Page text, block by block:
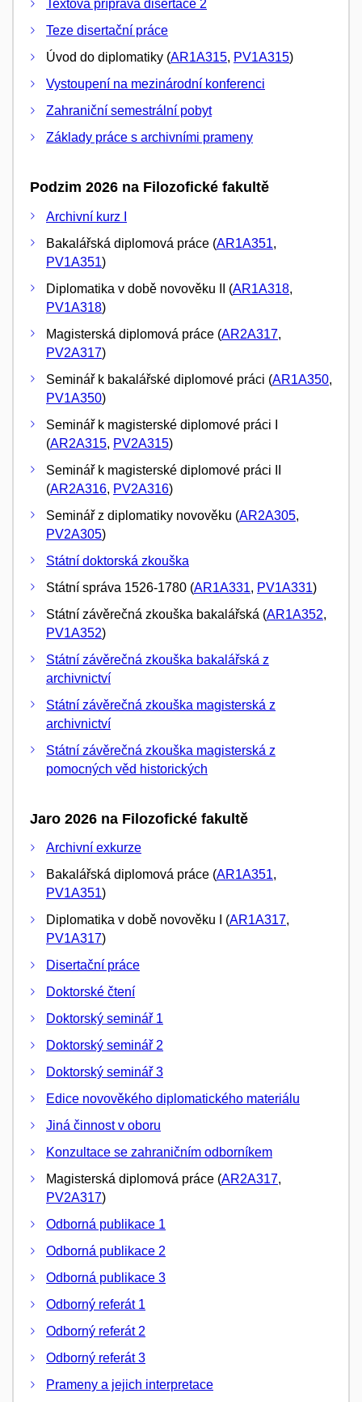
Textová příprava disertace 2
Teze disertační práce
Úvod do diplomatiky (AR1A315, PV1A315)
Vystoupení na mezinárodní konferenci
Zahraniční semestrální pobyt
Základy práce s archivními prameny
Podzim 2026 na Filozofické fakultě
Archivní kurz I
Bakalářská diplomová práce (AR1A351,
PV1A351)
Diplomatika v době novověku II (AR1A318,
PV1A318)
Magisterská diplomová práce (AR2A317,
PV2A317)
Seminář k bakalářské diplomové práci (AR1A350,
PV1A350)
Seminář k magisterské diplomové práci I
(AR2A315, PV2A315)
Seminář k magisterské diplomové práci II
(AR2A316, PV2A316)
Seminář z diplomatiky novověku (AR2A305,
PV2A305)
Státní doktorská zkouška
Státní správa 1526-1780 (AR1A331, PV1A331)
Státní závěrečná zkouška bakalářská (AR1A352,
PV1A352)
Státní závěrečná zkouška bakalářská z
archivnictví
Státní závěrečná zkouška magisterská z
archivnictví
Státní závěrečná zkouška magisterská z
pomocných věd historických
Jaro 2026 na Filozofické fakultě
Archivní exkurze
Bakalářská diplomová práce (AR1A351,
PV1A351)
Diplomatika v době novověku I (AR1A317,
PV1A317)
Disertační práce
Doktorské čtení
Doktorský seminář 1
Doktorský seminář 2
Doktorský seminář 3
Edice novověkého diplomatického materiálu
Jiná činnost v oboru
Konzultace se zahraničním odborníkem
Magisterská diplomová práce (AR2A317,
PV2A317)
Odborná publikace 1
Odborná publikace 2
Odborná publikace 3
Odborný referát 1
Odborný referát 2
Odborný referát 3
Prameny a jejich interpretace